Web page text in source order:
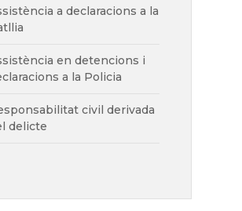
a declaracions a la
en detencions i
a la Policia
civil derivada
delicte